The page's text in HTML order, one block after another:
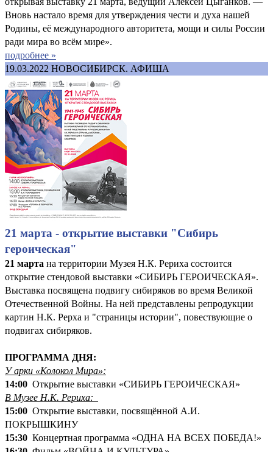
Вновь настало время для утверждения чести и духа нашей
Родины, её международного авторитета, мощи и силы России
ради мира во всём мире».
подробнее »
19.03.2022 НОВОСИБИРСК. АФИША
21 марта - открытие выставки "Сибирь
героическая"
21 марта на территории Музея Н.К. Рериха состоится
открытие стендовой выставки «СИБИРЬ ГЕРОИЧЕСКАЯ».
Выставка посвящена подвигу сибиряков во время Великой
Отечественной Войны. На ней представлены репродукции
картин Н.К. Рерха и "страницы истории", повествующие о
подвигах сибиряков.
ПРОГРАММА ДНЯ:
У арки «Колокол Мира»:
14:00 Открытие выставки «СИБИРЬ ГЕРОИЧЕСКАЯ»
В Музее Н.К. Рериха:
15:00 Открытие выставки, посвящённой А.И.
ПОКРЫШКИНУ
15:30 Концертная программа «ОДНА НА ВСЕХ ПОБЕДА!»